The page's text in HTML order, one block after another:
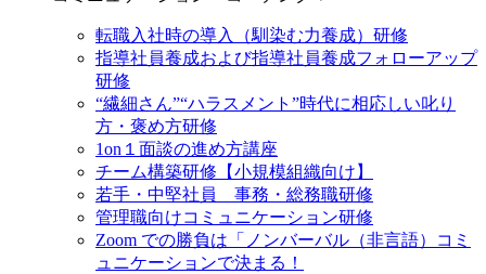
転職入社時の導入（馴染む力養成）研修
指導社員養成および指導社員養成フォローアップ
研修
“繊細さん”“ハラスメント”時代に相応しい叱り
方・褒め方研修
1on１面談の進め方講座
チーム構築研修【小規模組織向け】
若手・中堅社員 事務・総務職研修
管理職向けコミュニケーション研修
Zoom での勝負は「ノンバーバル（非言語）コミ
ュニケーションで決まる！